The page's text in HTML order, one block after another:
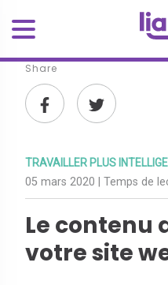
Share
TRAVAILLER PLUS
05 mars 2020 | Temps de
Le contenu
votre site